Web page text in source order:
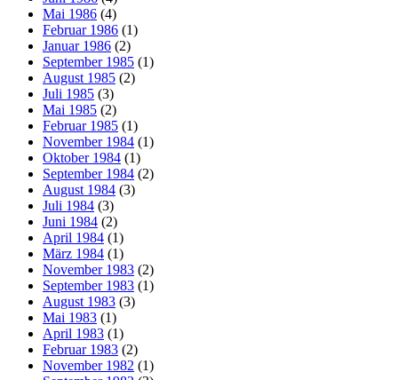
Mai 1986 (4)
Februar 1986 (1)
Januar 1986 (2)
September 1985 (1)
August 1985 (2)
Juli 1985 (3)
Mai 1985 (2)
Februar 1985 (1)
November 1984 (1)
Oktober 1984 (1)
September 1984 (2)
August 1984 (3)
Juli 1984 (3)
Juni 1984 (2)
April 1984 (1)
März 1984 (1)
November 1983 (2)
September 1983 (1)
August 1983 (3)
Mai 1983 (1)
April 1983 (1)
Februar 1983 (2)
November 1982 (1)